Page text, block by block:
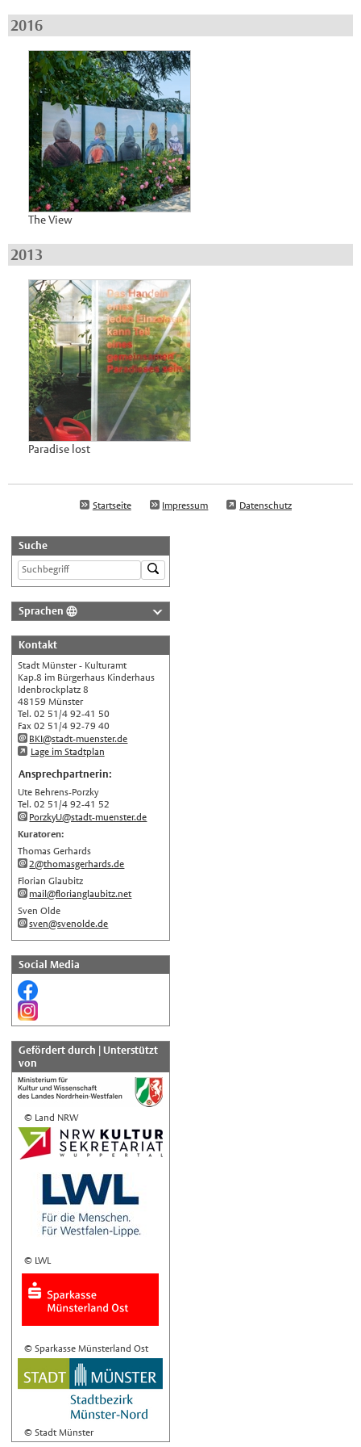
2016
The View
2013
Paradise lost
Startseite Impressum Datenschutz
Suche
Sprachen
Nederlands
English
Українська
Türkçe
اللغة العربية
Français
Español
Polski
Русский
中文
Automatische Übersetzung, ohne
Gewähr auf Richtigkeit.
Kontakt
Stadt Münster - Kulturamt
Kap.8 im Bürgerhaus Kinderhaus
Idenbrockplatz 8
48159 Münster
Tel. 02 51/4 92-41 50
Fax 02 51/4 92-79 40
BKI@stadt-muenster.de
Lage im Stadtplan
Ansprechpartnerin:
Ute Behrens-Porzky
Tel. 02 51/4 92-41 52
PorzkyU@stadt-muenster.de
Kuratoren:
Thomas Gerhards
2@thomasgerhards.de
Florian Glaubitz
mail@florianglaubitz.net
Sven Olde
sven@svenolde.de
Social Media
Gefördert durch | Unterstützt
von
© Land NRW
© LWL
© Sparkasse Münsterland Ost
© Stadt Münster